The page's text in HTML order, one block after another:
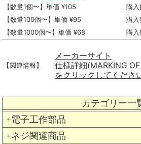
カテゴリー一
＋ 電子工作部品
＋ ネジ関連商品
【数量1個〜】単価 ¥105
購入
【数量100個〜】単価 ¥95
購入
【数量1000個〜】単価 ¥68
購入
【関連情報】
メーカーサイト
仕様詳細(MARKING
をクリックしてくださ